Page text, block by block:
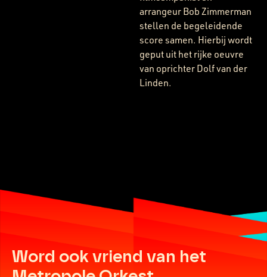
arrangeur Bob Zimmerman
stellen de begeleidende
score samen. Hierbij wordt
geput uit het rijke oeuvre
van oprichter Dolf van der
Linden.
Word ook vriend van het